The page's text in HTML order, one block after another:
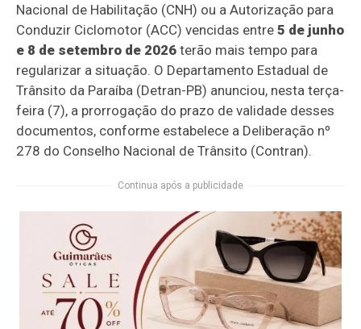
Nacional de Habilitação (CNH) ou a Autorização para
Conduzir Ciclomotor (ACC) vencidas entre5 de junho
e 8 de setembro de 2026 terão mais tempo para
regularizar a situação. O Departamento Estadual de
Trânsito da Paraíba (Detran-PB) anunciou, nesta terça-
feira (7), a prorrogação do prazo de validade desses
documentos, conforme estabelece a Deliberação nº
278 do Conselho Nacional de Trânsito (Contran).
Continua após a publicidade